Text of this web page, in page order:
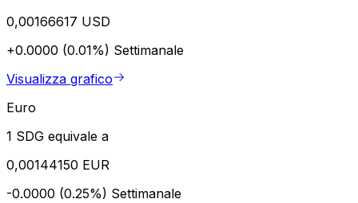
0,00166617 USD
+0.0000 (0.01%) Settimanale
Visualizza grafico
Euro
1 SDG equivale a
0,00144150 EUR
-0.0000 (0.25%) Settimanale